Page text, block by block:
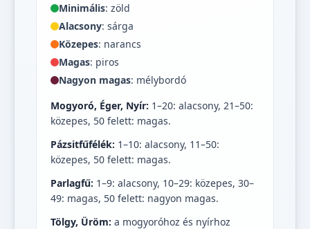
Minimális: zöld
Alacsony: sárga
Közepes: narancs
Magas: piros
Nagyon magas: mélybordó
Mogyoró, Éger, Nyír: 1–20: alacsony, 21–50:
közepes, 50 felett: magas.
Pázsitfűfélék: 1–10: alacsony, 11–50:
közepes, 50 felett: magas.
Parlagfű: 1–9: alacsony, 10–29: közepes, 30–
49: magas, 50 felett: nagyon magas.
Tölgy, Üröm: a mogyoróhoz és nyírhoz